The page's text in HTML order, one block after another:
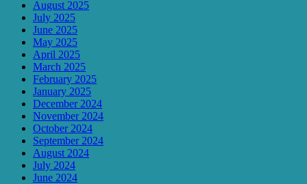
August 2025
July 2025
June 2025
May 2025
April 2025
March 2025
February 2025
January 2025
December 2024
November 2024
October 2024
September 2024
August 2024
July 2024
June 2024